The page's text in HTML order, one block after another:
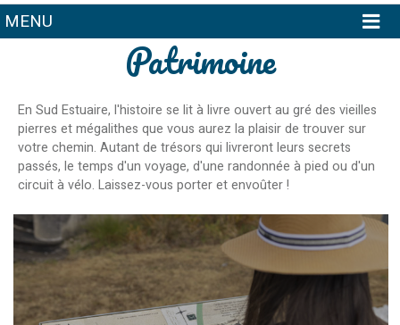
MENU
Patrimoine
En Sud Estuaire, l'histoire se lit à livre ouvert au gré des vieilles
pierres et mégalithes que vous aurez la plaisir de trouver sur
votre chemin. Autant de trésors qui livreront leurs secrets
passés, le temps d'un voyage, d'une randonnée à pied ou d'un
circuit à vélo. Laissez-vous porter et envoûter !